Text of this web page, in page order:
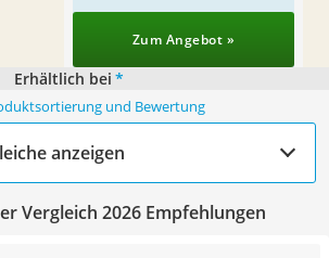
Zum Angebot »
Erhältlich bei *
und Bewertung
anzeigen
Vergleich 2026 Empfehlungen